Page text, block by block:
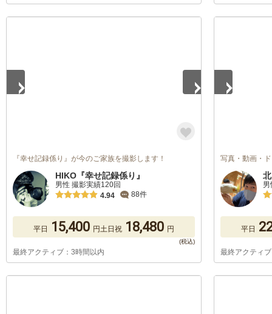
『幸せ記録係り』が今のご家族を撮影します！
HIKO『幸せ記録係り』
男性 撮影実績120回
4.94
88件
平日 15,400 円土日祝 18,480 円
最終アクティブ：3時間以内
写真・動画・
平日
最終アクティ